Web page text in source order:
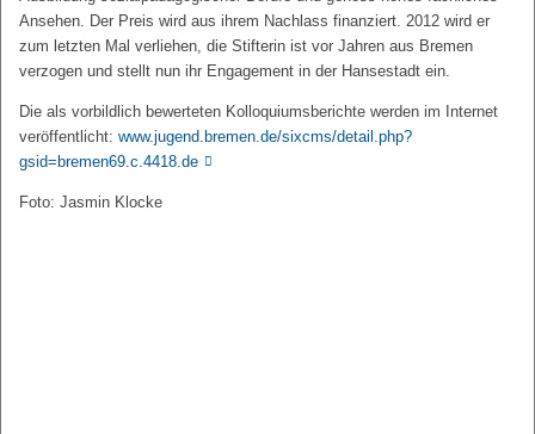
Ansehen. Der Preis wird aus ihrem Nachlass finanziert. 2012 wird er
zum letzten Mal verliehen, die Stifterin ist vor Jahren aus Bremen
verzogen und stellt nun ihr Engagement in der Hansestadt ein.
Die als vorbildlich bewerteten Kolloquiumsberichte werden im Internet
veröffentlicht: www.jugend.bremen.de/sixcms/detail.php?
gsid=bremen69.c.4418.de
Foto: Jasmin Klocke